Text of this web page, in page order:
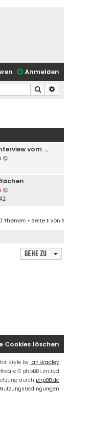
Anmelden
Suche
vom …
e
r
s
Themen • Seite1 von 1
Gehe zu
Cookies löschen
Style by Ian Bradley
© phpBB Limited
durch phpBB.de
Nutzungsbedingungen